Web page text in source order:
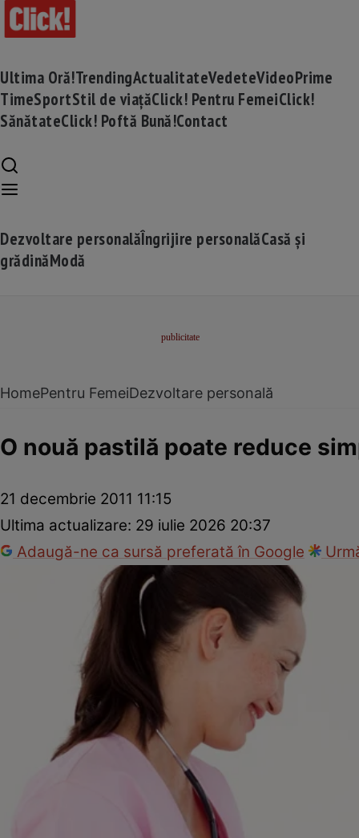
Ultima Oră!TrendingActualitateVedeteVideoPrime
TimeSportStil de viațăClick! Pentru FemeiClick!
SănătateClick! Poftă Bună!Contact
Dezvoltare personalăÎngrijire personalăCasă și
grădinăModă
HomePentru FemeiDezvoltare personală
O nouă pastilă poate reduce
21 decembrie 2011 11:15
Ultima actualizare: 29 iulie 2026 20:37
Adaugă-ne ca sursă preferată în Google